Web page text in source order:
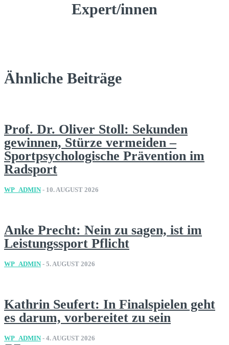
Expert/innen
Ähnliche Beiträge
Prof. Dr. Oliver Stoll: Sekunden
gewinnen, Stürze vermeiden –
Sportpsychologische Prävention im
Radsport
WP_ADMIN - 10. AUGUST 2026
Anke Precht: Nein zu sagen, ist im
Leistungssport Pflicht
WP_ADMIN - 5. AUGUST 2026
Kathrin Seufert: In Finalspielen geht
es darum, vorbereitet zu sein
WP_ADMIN - 4. AUGUST 2026